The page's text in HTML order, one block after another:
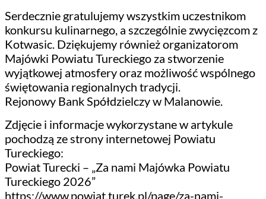
Serdecznie gratulujemy wszystkim uczestnikom
konkursu kulinarnego, a szczególnie zwycięzcom z
Kotwasic. Dziękujemy również organizatorom
Majówki Powiatu Tureckiego za stworzenie
wyjątkowej atmosfery oraz możliwość wspólnego
świętowania regionalnych tradycji.
Rejonowy Bank Spółdzielczy w Malanowie.
Zdjęcie i informacje wykorzystane w artykule
pochodzą ze strony internetowej Powiatu
Tureckiego:
Powiat Turecki – „Za nami Majówka Powiatu
Tureckiego 2026”
https://www.powiat.turek.pl/page/za-nami-